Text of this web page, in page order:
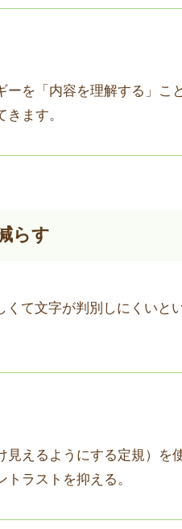
ーを「内容を理解する」こ
ます。
らす
て文字が判別しにくいと
見えるようにする定規）を
ラストを抑える。